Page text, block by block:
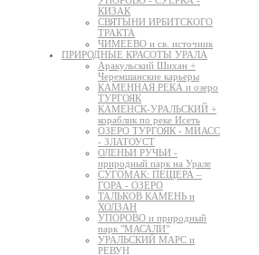
КИЗАК
СВЯТЫНИ ИРБИТСКОГО
ТРАКТА
ЧИМЕЕВО и св. источник
ПРИРОДНЫЕ КРАСОТЫ УРАЛА
Аракульский Шихан +
Черемшанские карьеры
КАМЕННАЯ РЕКА и озеро
ТУРГОЯК
КАМЕНСК-УРАЛЬСКИЙ +
кораблик по реке Исеть
ОЗЕРО ТУРГОЯК - МИАСС
- ЗЛАТОУСТ
ОЛЕНЬИ РУЧЬИ -
природный парк на Урале
СУГОМАК: ПЕЩЕРА –
ГОРА - ОЗЕРО
ТАЛЬКОВ КАМЕНЬ и
ХОЛЗАН
УПОРОВО и природный
парк "МАСАЛИ"
УРАЛЬСКИЙ МАРС и
РЕВУН